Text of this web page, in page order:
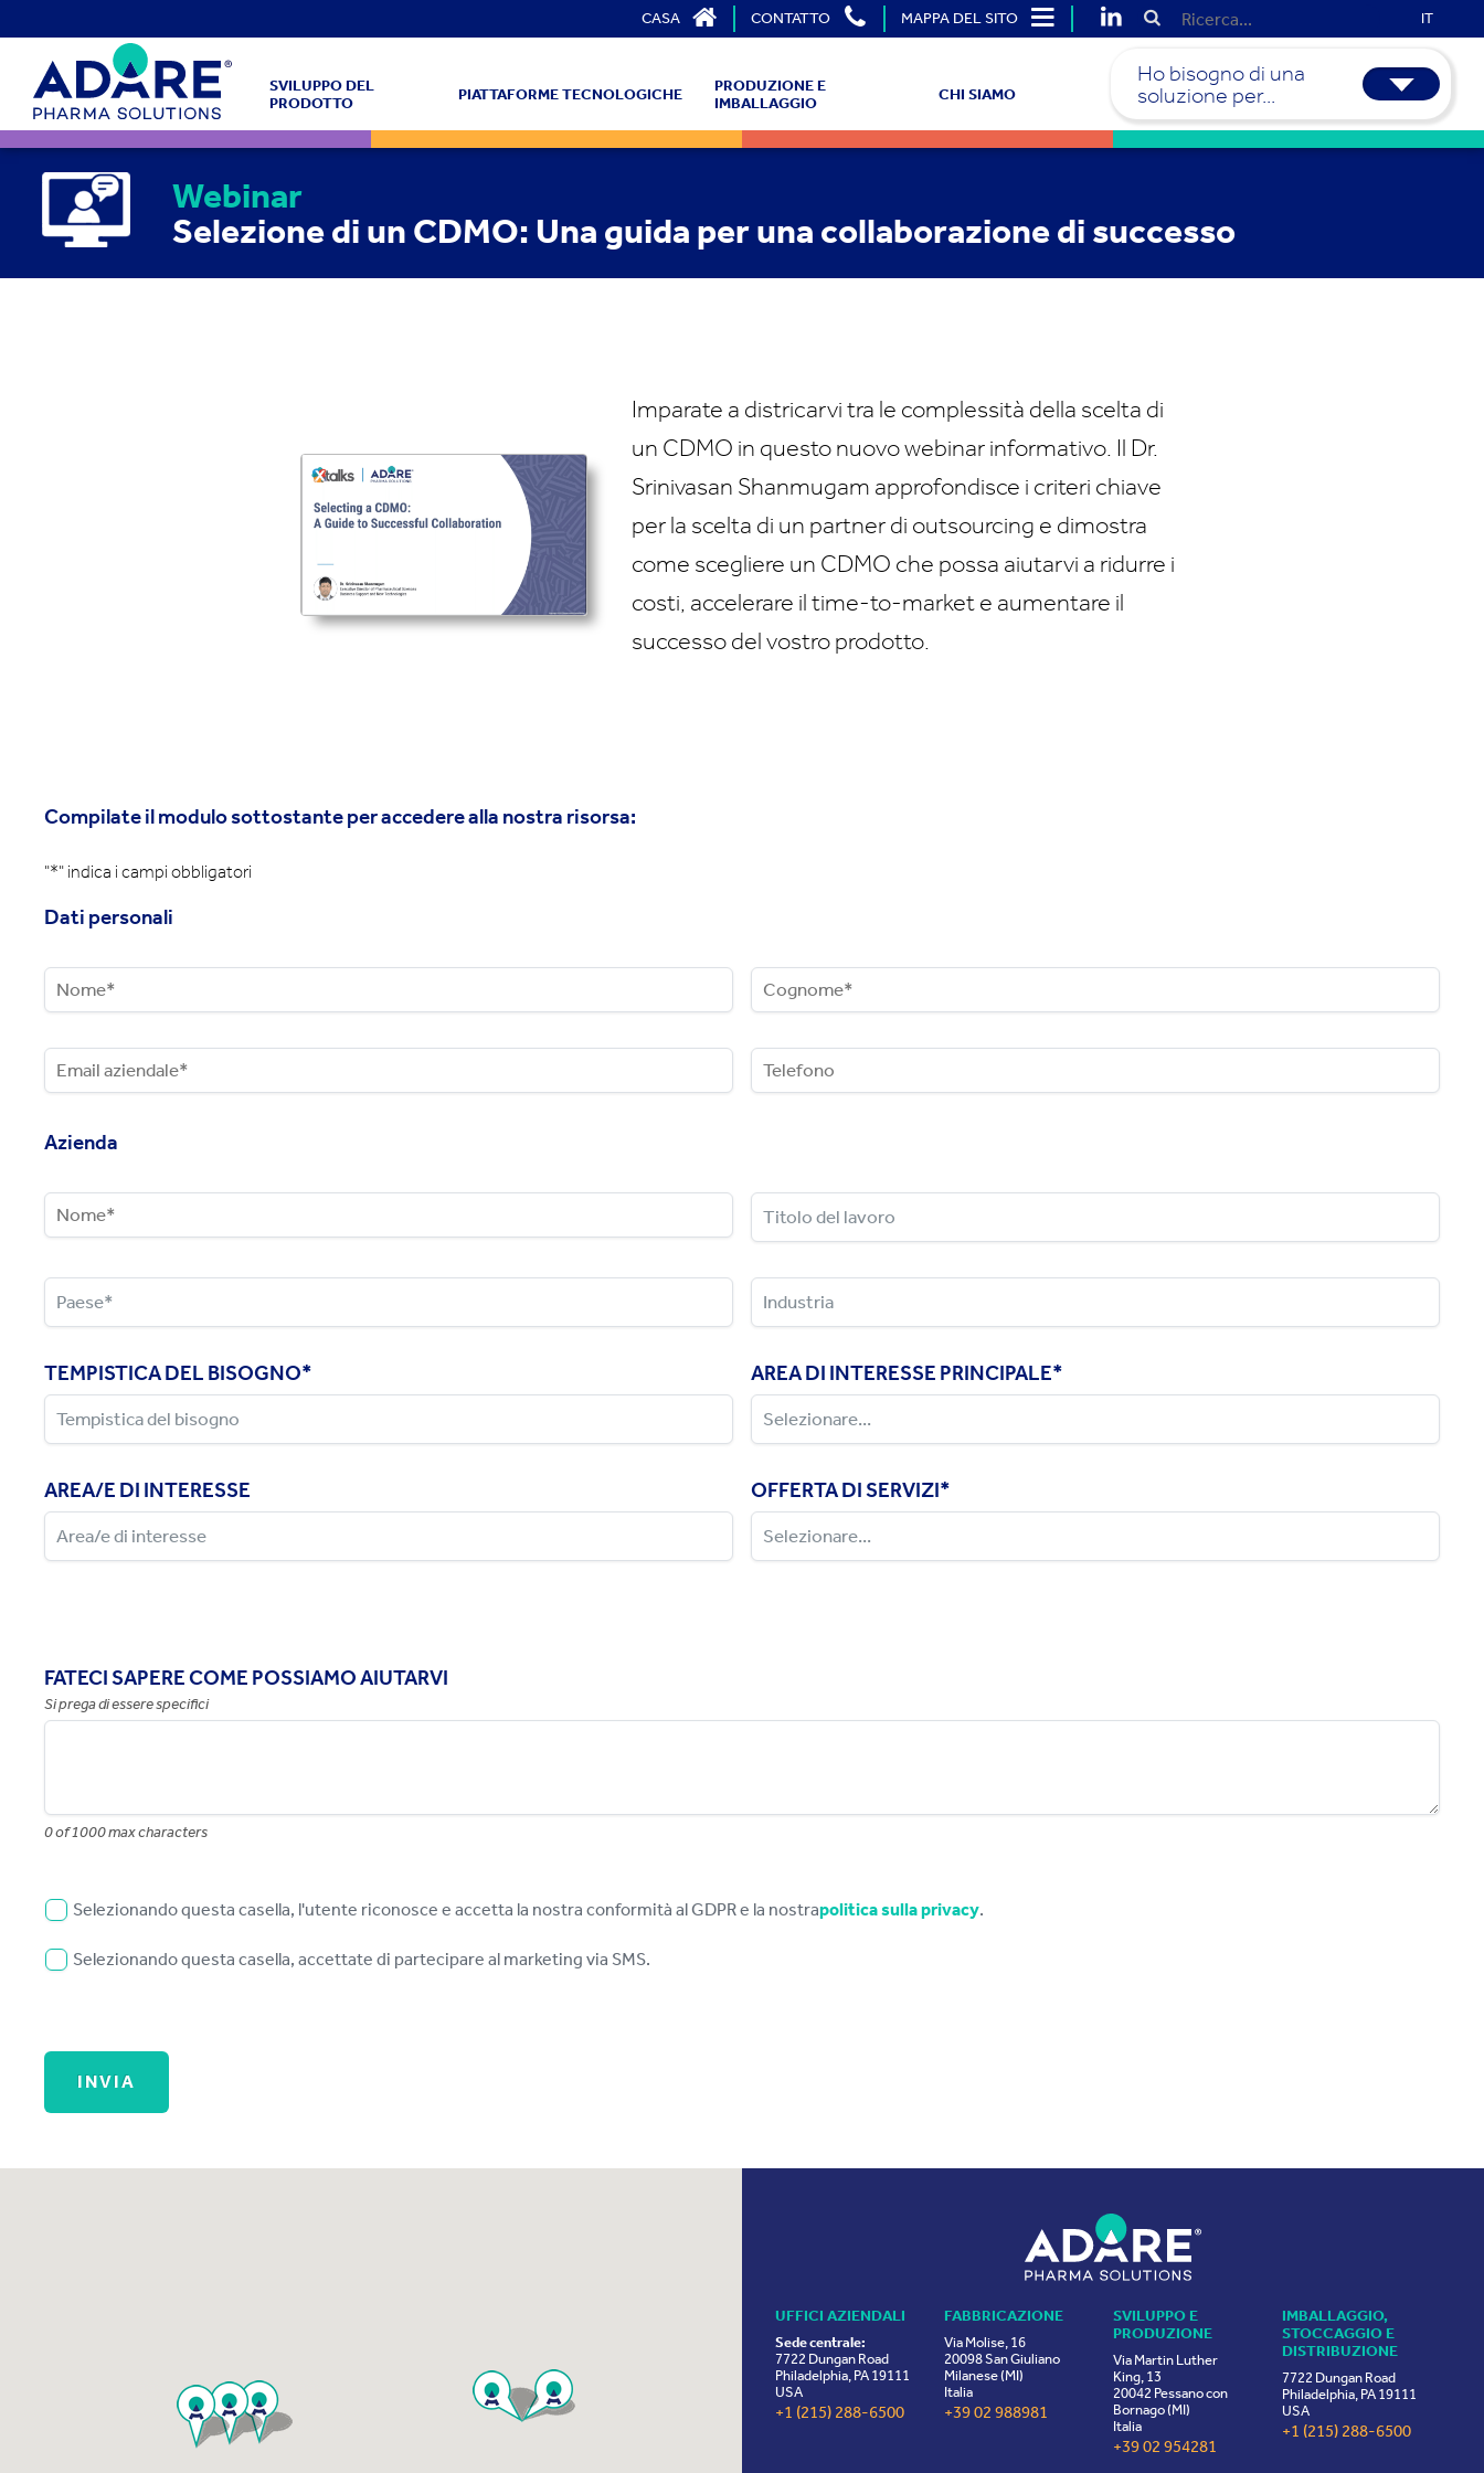
CASA CONTATTO MAPPA DEL SITO IT
SVILUPPO DEL
PRODOTTO
PIATTAFORME TECNOLOGICHE
PRODUZIONE E
IMBALLAGGIO
CHI SIAMO
Ho bisogno di una
soluzione per...
Webinar
Selezione di un CDMO: Una guida per una collaborazione di successo
Imparate a districarvi tra le complessità della scelta di
un CDMO in questo nuovo webinar informativo. Il Dr.
Srinivasan Shanmugam approfondisce i criteri chiave
per la scelta di un partner di outsourcing e dimostra
come scegliere un CDMO che possa aiutarvi a ridurre i
costi, accelerare il time-to-market e aumentare il
successo del vostro prodotto.
Compilate il modulo sottostante per accedere alla nostra risorsa:
"*" indica i campi obbligatori
Dati personali
Azienda
TEMPISTICA DEL BISOGNO* AREA DI INTERESSE PRINCIPALE*
AREA/E DI INTERESSE OFFERTA DI SERVIZI*
FATECI SAPERE COME POSSIAMO AIUTARVI
Si prega di essere specifici
0 of 1000 max characters
Selezionando questa casella, l'utente riconosce e accetta la nostra conformità al GDPR e la nostrapolitica sulla privacy.
Selezionando questa casella, accettate di partecipare al marketing via SMS.
UFFICI AZIENDALI
Sede centrale:
7722 Dungan Road
Philadelphia, PA 19111
USA
+1 (215) 288-6500
FABBRICAZIONE
Via Molise, 16
20098 San Giuliano
Milanese (MI)
Italia
+39 02 988981
SVILUPPO E
PRODUZIONE
Via Martin Luther
King, 13
20042 Pessano con
Bornago (MI)
Italia
+39 02 954281
IMBALLAGGIO,
STOCCAGGIO E
DISTRIBUZIONE
7722 Dungan Road
Philadelphia, PA 19111
USA
+1 (215) 288-6500